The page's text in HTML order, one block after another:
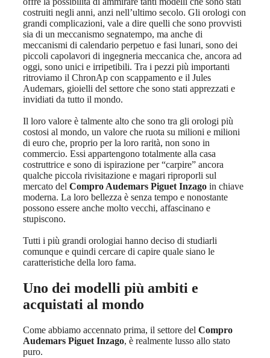
costruiti negli anni, anzi nell’ultimo secolo. Gli orologi con
grandi complicazioni, vale a dire quelli che sono provvisti
sia di un meccanismo segnatempo, ma anche di
meccanismi di calendario perpetuo e fasi lunari, sono dei
piccoli capolavori di ingegneria meccanica che, ancora ad
oggi, sono unici e irripetibili. Tra i pezzi più importanti
ritroviamo il ChronAp con scappamento e il Jules
Audemars, gioielli del settore che sono stati apprezzati e
invidiati da tutto il mondo.
Il loro valore è talmente alto che sono tra gli orologi più
costosi al mondo, un valore che ruota su milioni e milioni
di euro che, proprio per la loro rarità, non sono in
commercio. Essi appartengono totalmente alla casa
costruttrice e sono di ispirazione per “carpire” ancora
qualche piccola rivisitazione e magari riproporli sul
mercato del Compro Audemars Piguet Inzago in chiave
moderna. La loro bellezza è senza tempo e nonostante
possono essere anche molto vecchi, affascinano e
stupiscono.
Tutti i più grandi orologiai hanno deciso di studiarli
comunque e quindi cercare di capire quale siano le
caratteristiche della loro fama.
Uno dei modelli più ambiti e
acquistati al mondo
Come abbiamo accennato prima, il settore del Compro
Audemars Piguet Inzago, è realmente lusso allo stato
puro.